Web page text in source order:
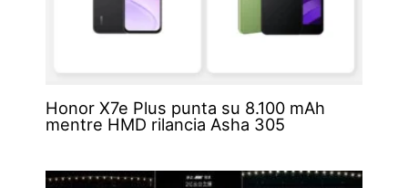
Honor X7e Plus punta su 8.100 mAh
mentre HMD rilancia Asha 305